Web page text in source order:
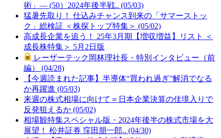
術」― (50）2024年後半戦.. (05/03)
猛暑先取り！ 仕込みチャンス到来の「サマーストッ
ク」総検証 ＜株探トップ特集＞ (05/02)
高成長企業を追う！ 25年3月期【増収増益】リスト ＜
成長株特集＞ 5月2日版
レーザーテック岡林理社長・特別インタビュー（前
編） (04/28)
【今週読まれた記事】半導体“買われ過ぎ”解消でなる
か再躍進 (05/03)
来週の株式相場に向けて＝日本企業決算の佳境入りで
反発狙えるか (05/02)
相場観特集スペシャル版・2024年後半の株式市場を大
展望！ 松井証券 窪田朋一郎.. (04/30)